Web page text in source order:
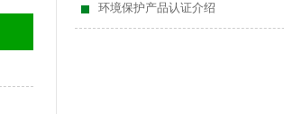
环境保护产品认证介绍